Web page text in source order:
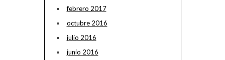
febrero 2017
octubre 2016
julio 2016
junio 2016